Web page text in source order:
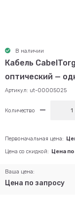
Кабель
оптический —
Артикул: ut-00005025
В наличии
Количество
Ваша цена:
Цена по запросу
Первоначальная цена:
Цена со скидкой: Цена по